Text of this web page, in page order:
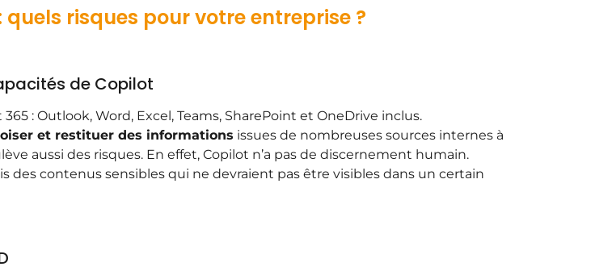
risques pour votre entreprise ?
de Copilot
: Outlook, Word, Excel, Teams, SharePoint et OneDrive inclus.
et restituer des informations issues de nombreuses sources internes à
aussi des risques. En effet, Copilot n’a pas de discernement humain.
des contenus sensibles qui ne devraient pas être visibles dans un certain